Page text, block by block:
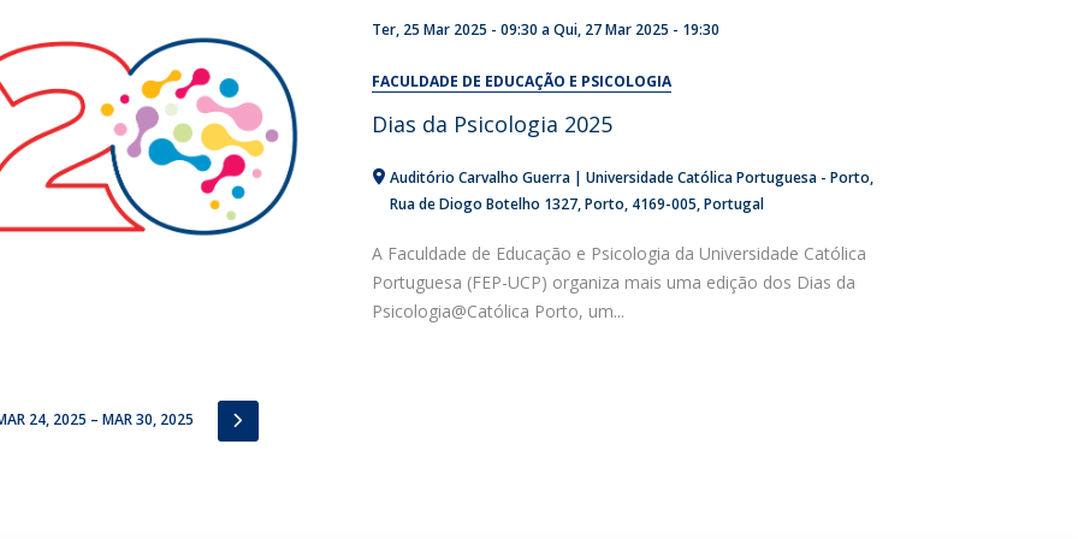
Ter, 25 Mar 2025 - 09:30 aQui, 27 Mar 2025 - 19:30
FACULDADE DE EDUCAÇÃO E PSICOLOGIA
Dias da Psicologia 2025
Auditório Carvalho Guerra | Universidade Católica Portuguesa - Porto
Rua de Diogo Botelho 1327 Porto 4169-005 Portugal
A Faculdade de Educação e Psicologia da Universidade Católica
Portuguesa (FEP-UCP) organiza mais uma edição dos Dias da
Psicologia@Católica Porto, um...
24, 2025 – MAR 30, 2025